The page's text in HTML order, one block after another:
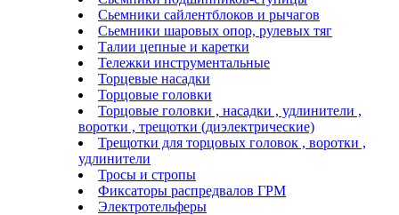
Сьемники сайлентблоков и рычагов
Сьемники шаровых опор, рулевых тяг
Талии цепные и каретки
Тележки инструментальные
Торцевые насадки
Торцовые головки
Торцовые головки , насадки , удлинители ,
воротки , трещотки (диэлектрические)
Трещотки для торцовых головок , воротки ,
удлинители
Тросы и стропы
Фиксаторы распредвалов ГРМ
Электротельферы